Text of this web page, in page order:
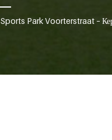
Sports Park Voorterstraat –